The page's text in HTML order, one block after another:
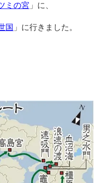
ミの宮 」に、
国 」に行きました。